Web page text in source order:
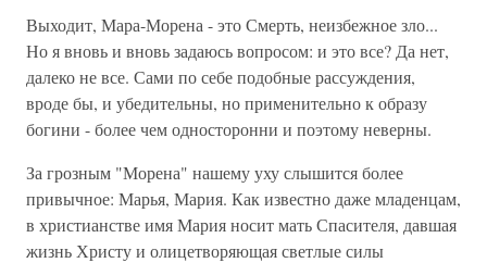
Выходит, Мара-Морена - это Смерть, неизбежное зло...
Но я вновь и вновь задаюсь вопросом: и это все? Да нет,
далеко не все. Сами по себе подобные рассуждения,
вроде бы, и убедительны, но применительно к образу
богини - более чем односторонни и поэтому неверны.
За грозным "Морена" нашему уху слышится более
привычное: Марья, Мария. Как известно даже младенцам,
в христианстве имя Мария носит мать Спасителя, давшая
жизнь Христу и олицетворяющая светлые силы